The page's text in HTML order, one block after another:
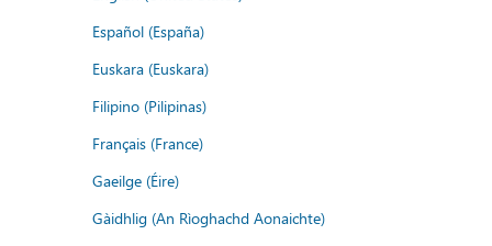
Español (España)
Euskara (Euskara)
Filipino (Pilipinas)
Français (France)
Gaeilge (Éire)
Gàidhlig (An Rìoghachd Aonaichte)